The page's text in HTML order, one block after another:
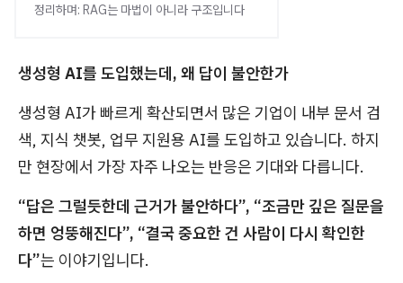
정리하며: RAG는 마법이 아니라 구조입니다
생성형 AI를 도입했는데, 왜 답이 불안한가
생성형 AI가 빠르게 확산되면서 많은 기업이 내부 문서 검
색, 지식 챗봇, 업무 지원용 AI를 도입하고 있습니다. 하지
만 현장에서 가장 자주 나오는 반응은 기대와 다릅니다.
“답은 그럴듯한데 근거가 불안하다”, “조금만 깊은 질문을
하면 엉뚱해진다”, “결국 중요한 건 사람이 다시 확인한
다”는 이야기입니다.